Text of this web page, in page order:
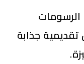
جذابة